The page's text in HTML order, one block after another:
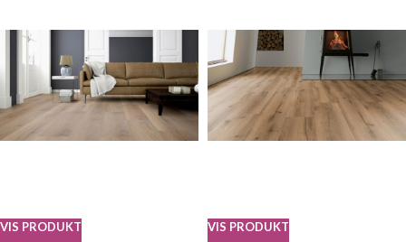
VIS PRODUKT VIS PRODUKT